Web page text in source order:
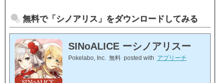
無料で「シノアリス」をダウンロードしてみる
SINoALICE ーシノアリスー
Pokelabo, Inc. 無料 posted with アプリーチ